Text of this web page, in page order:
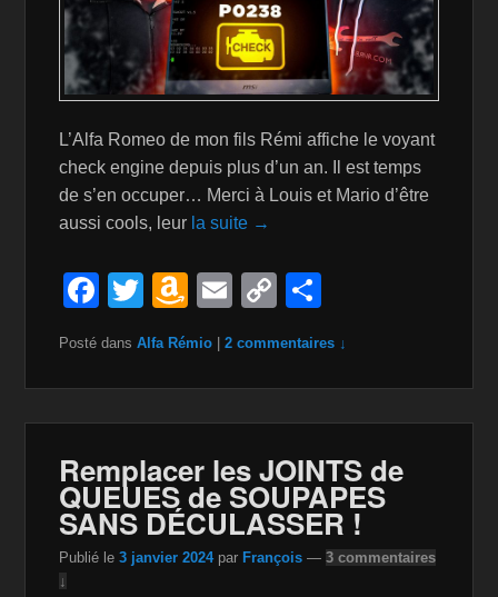
L’Alfa Romeo de mon fils Rémi affiche le voyant
check engine depuis plus d’un an. Il est temps
de s’en occuper… Merci à Louis et Mario d’être
aussi cools, leur la suite →
F
a
c
e
b
o
o
k
T
wi
tt
er
A
m
a
z
o
n
W
is
h
E
ail
C
p
y
Li
n
k
ta
g
er
Posté dans Alfa Rémio |2 commentaires ↓
Remplacer les JOINTS de
QUEUES de SOUPAPES
SANS DÉCULASSER !
Publié le3 janvier 2024 par François —3 commentaires
↓